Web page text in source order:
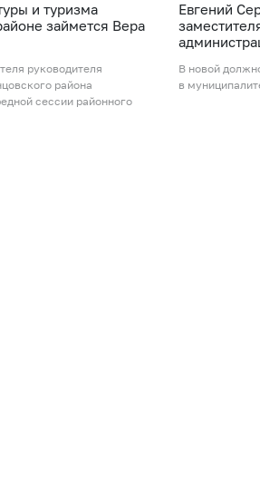
и туризма
займется Вера
руководителя
района
сессии районного
Евгений
В новой
в